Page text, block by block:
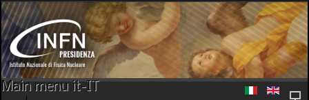
Main menu it-IT